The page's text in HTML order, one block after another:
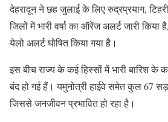
देहरादून ने छह जुलाई के लिए रुद्रप्रयाग,
जिलों में भारी वर्षा का ऑरेंज अलर्ट जारी
येलो अलर्ट घोषित किया गया है।
इस बीच राज्य के कई हिस्सों में भारी बारिश
बंद हो गई हैं। यमुनोत्री हाईवे समेत कुल 67
जिससे जनजीवन प्रभावित हो रहा है।